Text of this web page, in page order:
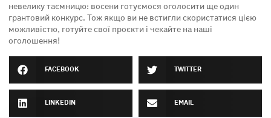
невелику таємницю: восени готуємося оголосити ще один
грантовий конкурс. Тож якщо ви не встигли скористатися цією
можливістю, готуйте свої проєкти і чекайте на наші
оголошення!
FACEBOOK TWITTER
LINKEDIN EMAIL